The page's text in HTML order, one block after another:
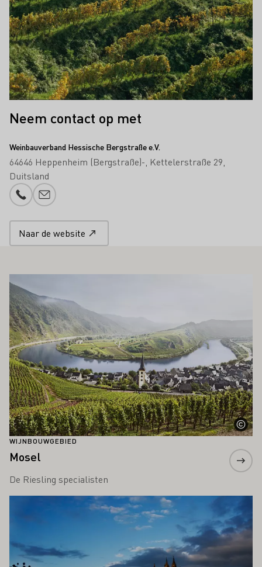
Neem contact op met
Weinbauverband Hessische Bergstraße e.V.
64646 Heppenheim (Bergstraße)- Kettelerstraße 29
Duitsland
Telefoonnummer
E-mail toevoegen
Naar de website
INTERESSEREN
WIJNBOUWGEBIED
Mosel
De Riesling specialisten
Meer informatie
Meer informatie